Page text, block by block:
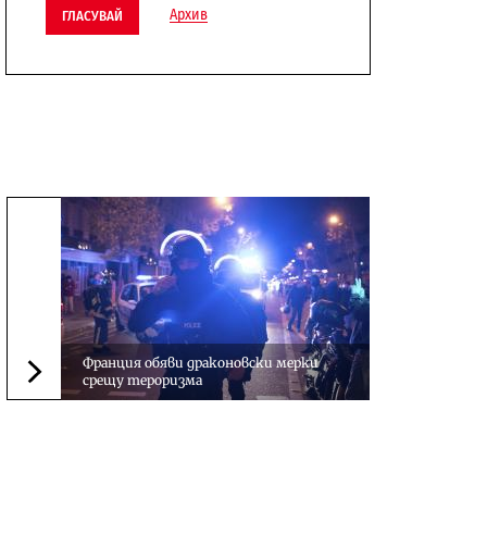
ГЛАСУВАЙ Архив
Следваща новина
Франция обяви драконовски мерки
срещу тероризма